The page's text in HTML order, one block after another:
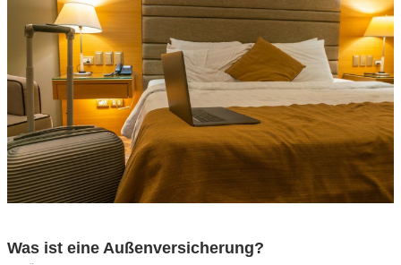
Was ist eine Außenversicherung?